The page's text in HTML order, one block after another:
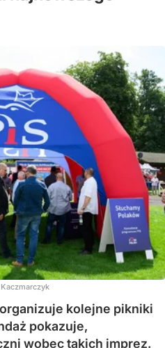
kolejne pikniki
pokazuje,
wobec takich imprez.